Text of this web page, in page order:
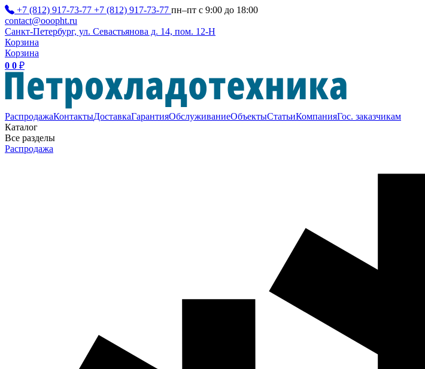
+7 (812) 917-73-77 +7 (812) 917-73-77 пн–пт с 9:00 до 18:00
contact@ooopht.ru
Санкт-Петербург, ул. Севастьянова д. 14, пом. 12-Н
Корзина
Корзина
0 0 ₽
РаспродажаКонтактыДоставкаГарантияОбслуживаниеОбъектыСтатьиКомпанияГос. заказчикам
Каталог
Все разделы
Распродажа